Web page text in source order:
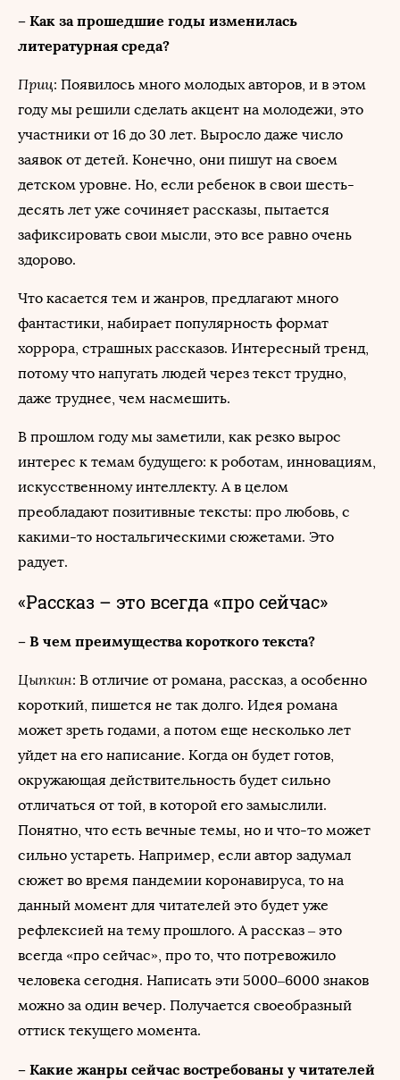
– Как за прошедшие годы изменилась
литературная среда?
Приц: Появилось много молодых авторов, и в этом
году мы решили сделать акцент на молодежи, это
участники от 16 до 30 лет. Выросло даже число
заявок от детей. Конечно, они пишут на своем
детском уровне. Но, если ребенок в свои шесть-
десять лет уже сочиняет рассказы, пытается
зафиксировать свои мысли, это все равно очень
здорово.
Что касается тем и жанров, предлагают много
фантастики, набирает популярность формат
хоррора, страшных рассказов. Интересный тренд,
потому что напугать людей через текст трудно,
даже труднее, чем насмешить.
В прошлом году мы заметили, как резко вырос
интерес к темам будущего: к роботам, инновациям,
искусственному интеллекту. А в целом
преобладают позитивные тексты: про любовь, с
какими-то ностальгическими сюжетами. Это
радует.
«Рассказ – это всегда «про сейчас»
– В чем преимущества короткого текста?
Цыпкин: В отличие от романа, рассказ, а особенно
короткий, пишется не так долго. Идея романа
может зреть годами, а потом еще несколько лет
уйдет на его написание. Когда он будет готов,
окружающая действительность будет сильно
отличаться от той, в которой его замыслили.
Понятно, что есть вечные темы, но и что-то может
сильно устареть. Например, если автор задумал
сюжет во время пандемии коронавируса, то на
данный момент для читателей это будет уже
рефлексией на тему прошлого. А рассказ – это
всегда «про сейчас», про то, что потревожило
человека сегодня. Написать эти 5000–6000 знаков
можно за один вечер. Получается своеобразный
оттиск текущего момента.
– Какие жанры сейчас востребованы у читателей